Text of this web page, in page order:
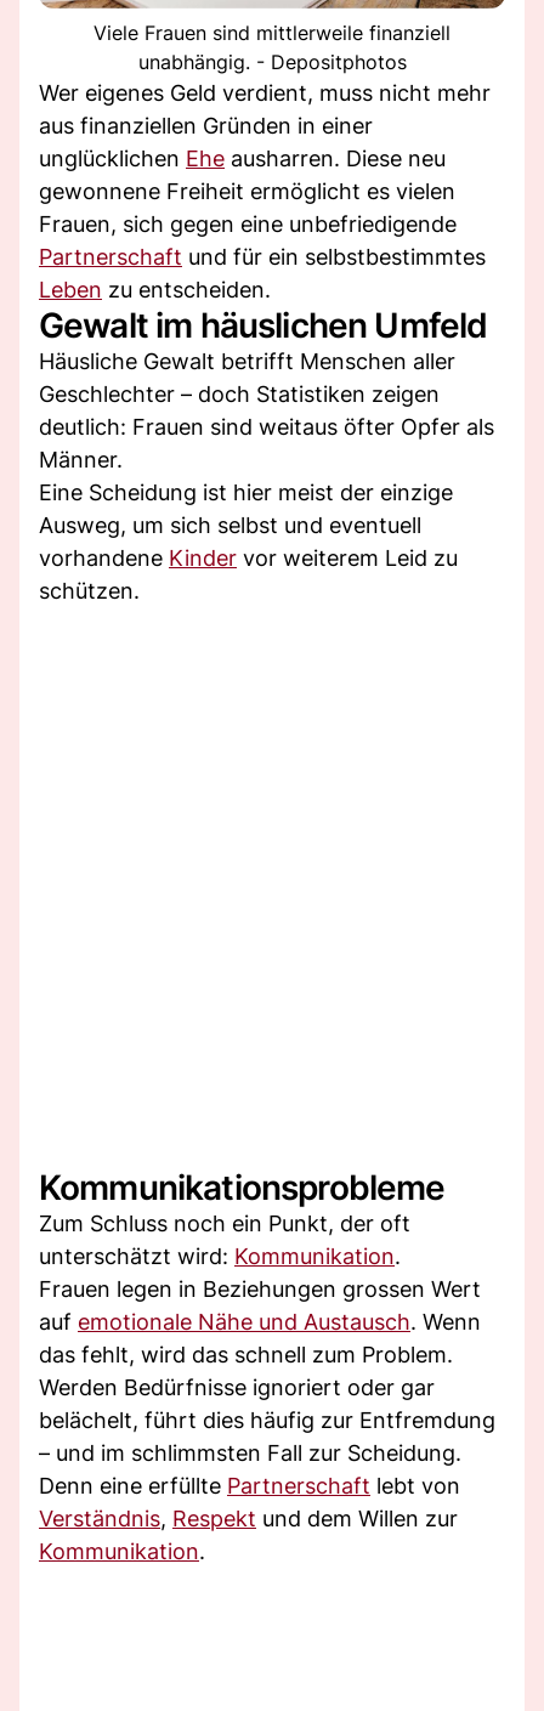
Viele Frauen sind mittlerweile finanziell
unabhängig. - Depositphotos
Wer eigenes Geld verdient, muss nicht mehr
aus finanziellen Gründen in einer
unglücklichen Ehe ausharren. Diese neu
gewonnene Freiheit ermöglicht es vielen
Frauen, sich gegen eine unbefriedigende
Partnerschaft und für ein selbstbestimmtes
Leben zu entscheiden.
Gewalt im häuslichen Umfeld
Häusliche Gewalt betrifft Menschen aller
Geschlechter – doch Statistiken zeigen
deutlich: Frauen sind weitaus öfter Opfer als
Männer.
Eine Scheidung ist hier meist der einzige
Ausweg, um sich selbst und eventuell
vorhandene Kinder vor weiterem Leid zu
schützen.
Kommunikationsprobleme
Zum Schluss noch ein Punkt, der oft
unterschätzt wird: Kommunikation.
Frauen legen in Beziehungen grossen Wert
auf emotionale Nähe und Austausch. Wenn
das fehlt, wird das schnell zum Problem.
Werden Bedürfnisse ignoriert oder gar
belächelt, führt dies häufig zur Entfremdung
– und im schlimmsten Fall zur Scheidung.
Denn eine erfüllte Partnerschaft lebt von
Verständnis, Respekt und dem Willen zur
Kommunikation.